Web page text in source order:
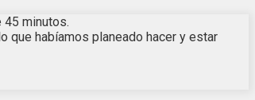
45 minutos.
que habíamos planeado hacer y estar